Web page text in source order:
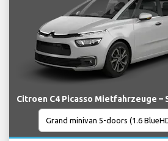
Citroen C4 Picasso Mietfahrzeuge